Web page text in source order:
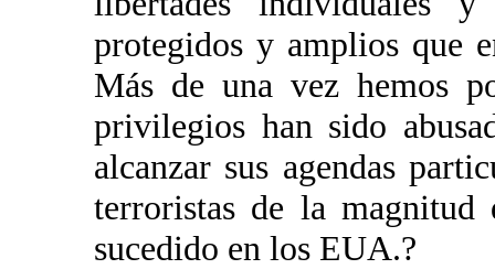
protegidos y amplios que
Más de una vez hemos
privilegios han sido
alcanzar sus agendas
terroristas de la magnitud
sucedido en los EUA.?